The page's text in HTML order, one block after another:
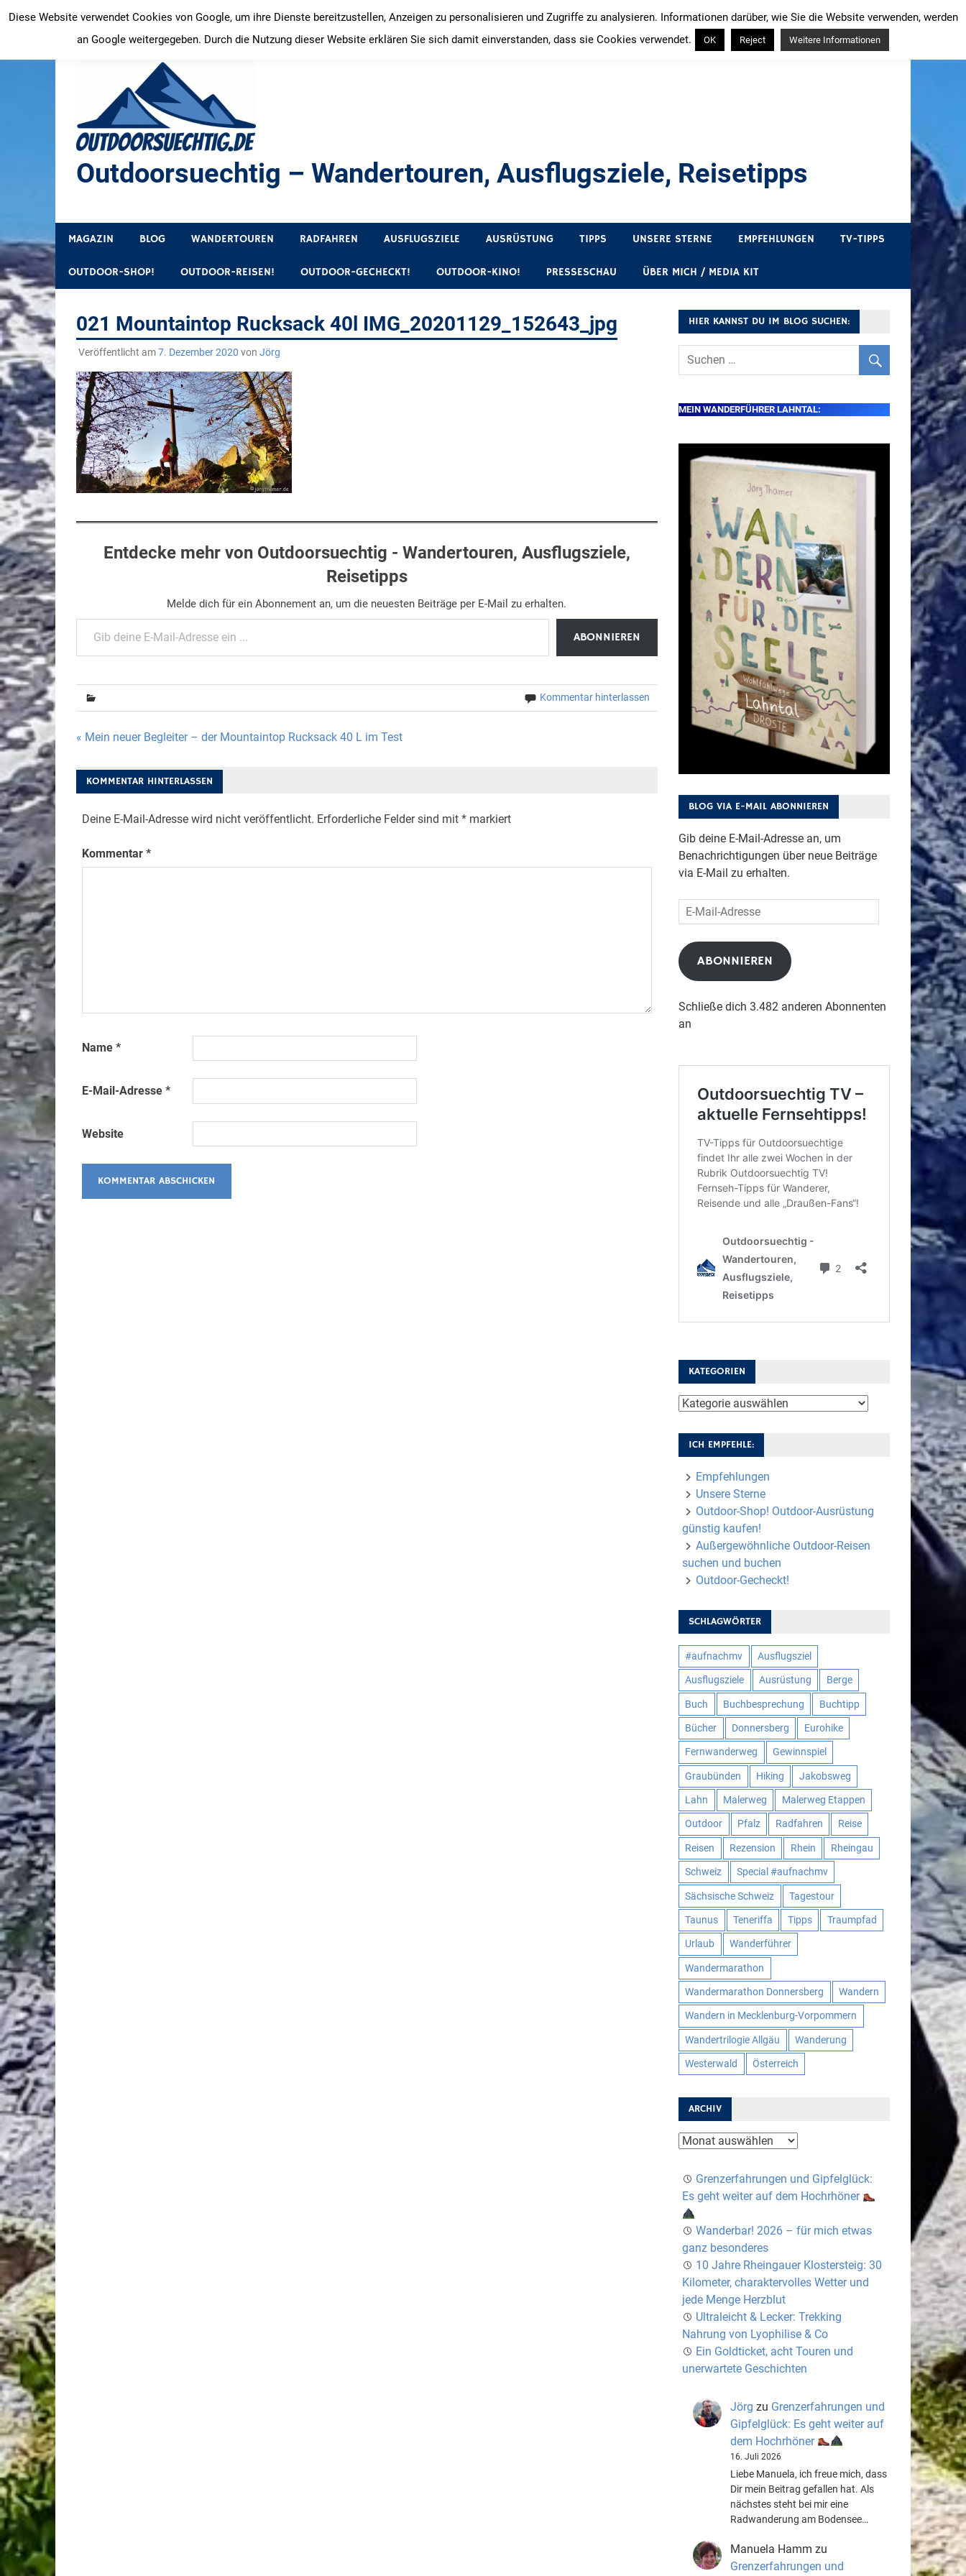
Inhalt
springen
Outdoorsuechtig – Wandertouren, Ausflugsziele, Reisetipps
MAGAZIN BLOG WANDERTOUREN RADFAHREN AUSFLUGSZIELE AUSRÜSTUNG TIPPS UNSERE STERNE EMPFEHLUNGEN TV-TIPPS
OUTDOOR-SHOP! OUTDOOR-REISEN! OUTDOOR-GECHECKT! OUTDOOR-KINO! PRESSESCHAU ÜBER MICH / MEDIA KIT
021 Mountaintop Rucksack 40l IMG_20201129_152643_jpg
Veröffentlicht am7. Dezember 2020 von Jörg
Entdecke mehr von Outdoorsuechtig - Wandertouren, Ausflugsziele,
Reisetipps
Melde dich für ein Abonnement an, um die neuesten Beiträge per E-Mail zu erhalten.
Gib deine E-Mail-Adresse ein ...
ABONNIEREN
Kommentar hinterlassen
Beitragsnavigation
« Mein neuer Begleiter – der Mountaintop Rucksack 40 L im Test
KOMMENTAR HINTERLASSEN
Deine E-Mail-Adresse wird nicht veröffentlicht. Erforderliche Felder sind mit *markiert
Kommentar *
Name *
E-Mail-Adresse *
Website
HIER KANNST DU IM BLOG SUCHEN:
MEIN WANDERFÜHRER LAHNTAL:
BLOG VIA E-MAIL ABONNIEREN
Gib deine E-Mail-Adresse an, um
Benachrichtigungen über neue Beiträge
via E-Mail zu erhalten.
E-
Mail-
Adresse
ABONNIEREN
Schließe dich 3.482 anderen Abonnenten
an
KATEGORIEN
Kategorien
ICH EMPFEHLE:
Empfehlungen
Unsere Sterne
Outdoor-Shop! Outdoor-Ausrüstung
günstig kaufen!
Außergewöhnliche Outdoor-Reisen
suchen und buchen
Outdoor-Gecheckt!
SCHLAGWÖRTER
#aufnachmv Ausflugsziel
Ausflugsziele Ausrüstung Berge
Buch Buchbesprechung Buchtipp
Bücher Donnersberg Eurohike
Fernwanderweg Gewinnspiel
Graubünden Hiking Jakobsweg
Lahn Malerweg Malerweg Etappen
Outdoor Pfalz Radfahren Reise
Reisen Rezension Rhein Rheingau
Schweiz Special #aufnachmv
Sächsische Schweiz Tagestour
Taunus Teneriffa Tipps Traumpfad
Urlaub Wanderführer
Wandermarathon
Wandermarathon Donnersberg Wandern
Wandern in Mecklenburg-Vorpommern
Wandertrilogie Allgäu Wanderung
Westerwald Österreich
ARCHIV
Archiv
Grenzerfahrungen und Gipfelglück:
Es geht weiter auf dem Hochrhöner
Wanderbar! 2026 – für mich etwas
ganz besonderes
10 Jahre Rheingauer Klostersteig: 30
Kilometer, charaktervolles Wetter und
jede Menge Herzblut
Ultraleicht & Lecker: Trekking
Nahrung von Lyophilise & Co
Ein Goldticket, acht Touren und
unerwartete Geschichten
Jörg zu Grenzerfahrungen und
Gipfelglück: Es geht weiter auf
dem Hochrhöner
16. Juli 2026
Liebe Manuela, ich freue mich, dass
Dir mein Beitrag gefallen hat. Als
nächstes steht bei mir eine
Radwanderung am Bodensee…
Manuela Hamm zu
Grenzerfahrungen und
Diese Website verwendet Cookies von Google, um ihre Dienste bereitzustellen, Anzeigen zu personalisieren und Zugriffe zu analysieren. Informationen darüber, wie Sie die Website verwenden, werden
an Google weitergegeben. Durch die Nutzung dieser Website erklären Sie sich damit einverstanden, dass sie Cookies verwendet.
OK Reject Weitere Informationen